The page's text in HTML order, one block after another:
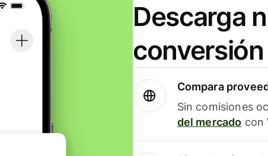
Descarga
Compara
Sin comisiones
del mercado con